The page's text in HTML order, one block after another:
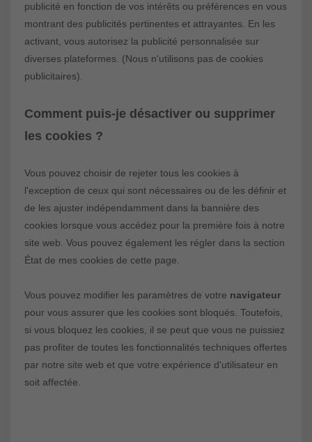
publicité en fonction de vos intérêts ou préférences en vous
montrant des publicités pertinentes et attrayantes. En les
activant, vous autorisez la publicité personnalisée sur
diverses plateformes. (Nous n'utilisons pas de cookies
publicitaires).
Comment puis-je désactiver ou supprimer
les cookies ?
Vous pouvez choisir de rejeter tous les cookies à
l'exception de ceux qui sont nécessaires ou de les définir et
de les ajuster indépendamment dans la bannière des
cookies lorsque vous accédez pour la première fois à notre
site web. Vous pouvez également les régler dans la section
État de mes cookies de cette page.
Vous pouvez modifier les paramètres de votre navigateur
pour vous assurer que les cookies sont bloqués. Toutefois,
si vous bloquez les cookies, il se peut que vous ne puissiez
pas profiter de toutes les fonctionnalités techniques offertes
par notre site web et que votre expérience d'utilisateur en
soit affectée.